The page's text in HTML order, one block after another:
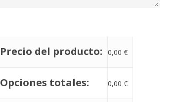
Precio del producto: 0,00 €
Opciones totales: 0,00 €